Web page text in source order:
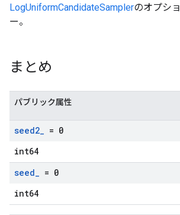
LogUniformCandidateSamplerのオプシ
ー。
まとめ
パブリック属性
seed2_ = 0
int64
seed_ = 0
int64